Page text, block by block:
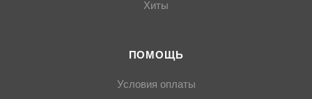
Хиты
ПОМОЩЬ
Условия оплаты